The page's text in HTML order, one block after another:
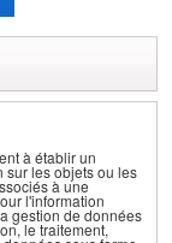
à établir un
sur les objets ou les
à une
l'information
gestion de données
le traitement,